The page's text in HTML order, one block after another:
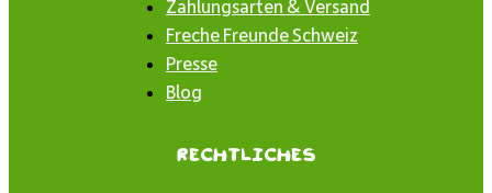
Zahlungsarten & Versand
Freche Freunde Schweiz
Presse
Blog
Rechtliches